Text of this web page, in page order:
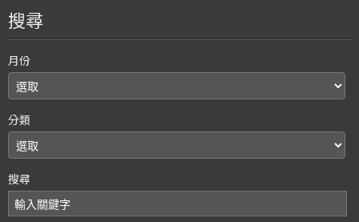
搜尋
月份
分類
搜尋